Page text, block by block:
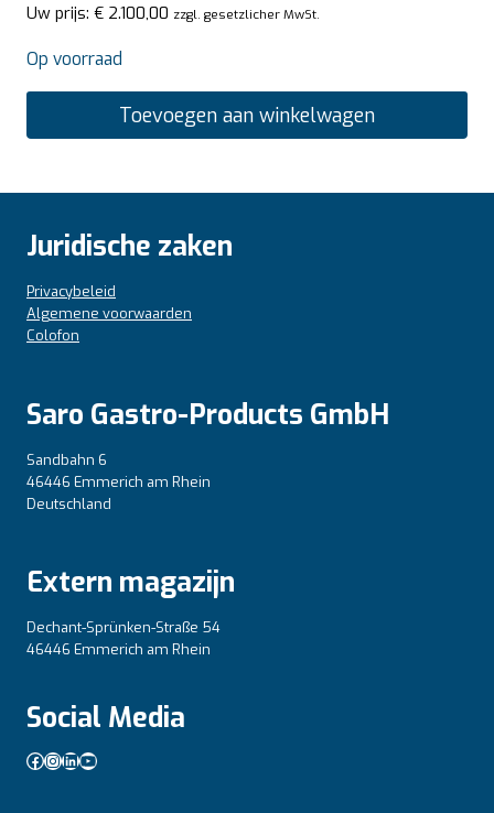
Uw prijs: € 2.100,00 zzgl. gesetzlicher MwSt.
Op voorraad
Toevoegen aan winkelwagen
Juridische zaken
Privacybeleid
Algemene voorwaarden
Colofon
Saro Gastro-Products GmbH
Sandbahn 6
46446 Emmerich am Rhein
Deutschland
Extern magazijn
Dechant-Sprünken-Straße 54
46446 Emmerich am Rhein
Social Media
Facebook
Instagram
LinkedIn
YouTube